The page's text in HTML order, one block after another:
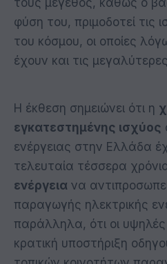
φύση του, πριμοδοτεί τις
του κόσμου, οι οποίες
έχουν και τις
Η έκθεση σημειώνει ότι η
εγκατεστημένης ισχύος
ενέργειας στην Ελλάδα
τελευταία τέσσερα
ενέργεια να
παραγωγής ηλεκτρικής
παράλληλα, ότι οι υψηλές
κρατική υποστήριξη